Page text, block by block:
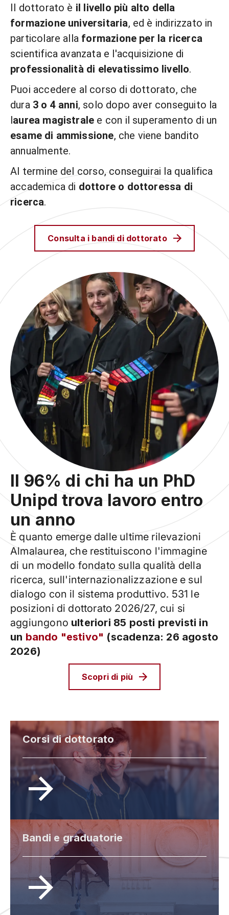
Il dottorato è il livello più alto della
formazione universitaria, ed è indirizzato in
particolare alla formazione per la ricerca
scientifica avanzata e l'acquisizione di
professionalità di elevatissimo livello.
Puoi accedere al corso di dottorato, che
dura 3 o 4 anni, solo dopo aver conseguito la
laurea magistrale e con il superamento di un
esame di ammissione, che viene bandito
annualmente.
Al termine del corso, conseguirai la qualifica
accademica di dottore o dottoressa di
ricerca.
Consulta i bandi di dottorato
Il 96% di chi ha un PhD
Unipd trova lavoro entro
un anno
È quanto emerge dalle ultime rilevazioni
Almalaurea, che restituiscono l'immagine
di un modello fondato sulla qualità della
ricerca, sull'internazionalizzazione e sul
dialogo con il sistema produttivo. 531 le
posizioni di dottorato 2026/27, cui si
aggiungono ulteriori 85 posti previsti in
un bando "estivo" (scadenza: 26 agosto
2026)
Scopri di più
Corsi di dottorato
Bandi e graduatorie